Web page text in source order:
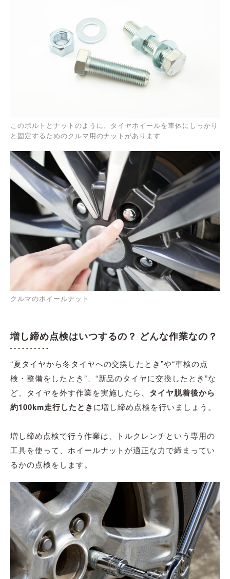
このボルトとナットのように、タイヤホイールを車体にしっかり
と固定するためのクルマ用のナットがあります
クルマのホイールナット
増し締め点検はいつするの？ どんな作業なの？
“夏タイヤから冬タイヤへの交換したとき”や“車検の点
検・整備をしたとき”、“新品のタイヤに交換したとき”な
ど、タイヤを外す作業を実施したら、 タイヤ脱着後から
約100km走行したときに増し締め点検を行いましょう。
増し締め点検で行う作業は、トルクレンチという専用の
工具を使って、ホイールナットが適正な力で締まってい
るかの点検をします。